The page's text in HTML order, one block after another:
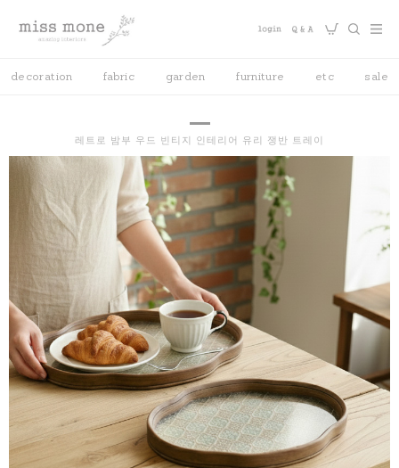
decoration fabric garden furniture etc sale
레트로 밤부 우드 빈티지 인테리어 유리 쟁반 트레이